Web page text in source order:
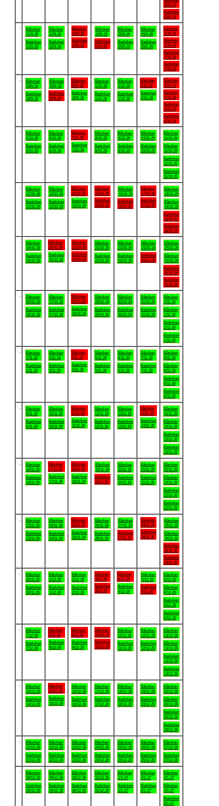
20/9-26
Badviken
20/9-26
Båtviken
21/9-26
Badviken
21/9-26
Båtviken
22/9-26
Badviken
22/9-26
Båtviken
23/9-26
Badviken
23/9-26
Båtviken
24/9-26
Badviken
24/9-26
Båtviken
25/9-26
Badviken
25/9-26
Båtviken
26/9-26
Badviken
26/9-26
Båtviken
27/9-26
Båtviken
27/9-26
Badviken
27/9-26
Badviken
27/9-26
Båtviken
28/9-26
Badviken
28/9-26
Båtviken
29/9-26
Badviken
29/9-26
Båtviken
30/9-26
Badviken
30/9-26
Båtviken
1/10-26
Badviken
1/10-26
Båtviken
2/10-26
Badviken
2/10-26
Båtviken
3/10-26
Badviken
3/10-26
Båtviken
4/10-26
Båtviken
4/10-26
Badviken
4/10-26
Badviken
4/10-26
Båtviken
5/10-26
Badviken
5/10-26
Båtviken
6/10-26
Badviken
6/10-26
Båtviken
7/10-26
Badviken
7/10-26
Båtviken
8/10-26
Badviken
8/10-26
Båtviken
9/10-26
Badviken
9/10-26
Båtviken
10/10-26
Badviken
10/10-26
Båtviken
11/10-26
Båtviken
11/10-26
Badviken
11/10-26
Badviken
11/10-26
Båtviken
12/10-26
Badviken
12/10-26
Båtviken
13/10-26
Badviken
13/10-26
Båtviken
14/10-26
Badviken
14/10-26
Båtviken
15/10-26
Badviken
15/10-26
Båtviken
16/10-26
Badviken
16/10-26
Båtviken
17/10-26
Badviken
17/10-26
Båtviken
18/10-26
Båtviken
18/10-26
Badviken
18/10-26
Badviken
18/10-26
Båtviken
19/10-26
Badviken
19/10-26
Båtviken
20/10-26
Badviken
20/10-26
Båtviken
21/10-26
Badviken
21/10-26
Båtviken
22/10-26
Badviken
22/10-26
Båtviken
23/10-26
Badviken
23/10-26
Båtviken
24/10-26
Badviken
24/10-26
Båtviken
25/10-26
Båtviken
25/10-26
Badviken
25/10-26
Badviken
25/10-26
Båtviken
26/10-26
Badviken
26/10-26
Båtviken
27/10-26
Badviken
27/10-26
Båtviken
28/10-26
Badviken
28/10-26
Båtviken
29/10-26
Badviken
29/10-26
Båtviken
30/10-26
Badviken
30/10-26
Båtviken
31/10-26
Badviken
31/10-26
Båtviken
1/11-26
Båtviken
1/11-26
Badviken
1/11-26
Badviken
1/11-26
Båtviken
2/11-26
Badviken
2/11-26
Båtviken
3/11-26
Badviken
3/11-26
Båtviken
4/11-26
Badviken
4/11-26
Båtviken
5/11-26
Badviken
5/11-26
Båtviken
6/11-26
Badviken
6/11-26
Båtviken
7/11-26
Badviken
7/11-26
Båtviken
8/11-26
Båtviken
8/11-26
Badviken
8/11-26
Badviken
8/11-26
Båtviken
9/11-26
Badviken
9/11-26
Båtviken
10/11-26
Badviken
10/11-26
Båtviken
11/11-26
Badviken
11/11-26
Båtviken
12/11-26
Badviken
12/11-26
Båtviken
13/11-26
Badviken
13/11-26
Båtviken
14/11-26
Badviken
14/11-26
Båtviken
15/11-26
Båtviken
15/11-26
Badviken
15/11-26
Badviken
15/11-26
Båtviken
16/11-26
Badviken
16/11-26
Båtviken
17/11-26
Badviken
17/11-26
Båtviken
18/11-26
Badviken
18/11-26
Båtviken
19/11-26
Badviken
19/11-26
Båtviken
20/11-26
Badviken
20/11-26
Båtviken
21/11-26
Badviken
21/11-26
Båtviken
22/11-26
Båtviken
22/11-26
Badviken
22/11-26
Badviken
22/11-26
Båtviken
23/11-26
Badviken
23/11-26
Båtviken
24/11-26
Badviken
24/11-26
Båtviken
25/11-26
Badviken
25/11-26
Båtviken
26/11-26
Badviken
26/11-26
Båtviken
27/11-26
Badviken
27/11-26
Båtviken
28/11-26
Badviken
28/11-26
Båtviken
29/11-26
Båtviken
29/11-26
Badviken
29/11-26
Badviken
29/11-26
Båtviken
30/11-26
Badviken
30/11-26
Båtviken
1/12-26
Badviken
1/12-26
Båtviken
2/12-26
Badviken
2/12-26
Båtviken
3/12-26
Badviken
3/12-26
Båtviken
4/12-26
Badviken
4/12-26
Båtviken
5/12-26
Badviken
5/12-26
Båtviken
6/12-26
Båtviken
6/12-26
Badviken
6/12-26
Badviken
6/12-26
Båtviken
7/12-26
Badviken
7/12-26
Båtviken
8/12-26
Badviken
8/12-26
Båtviken
9/12-26
Badviken
9/12-26
Båtviken
10/12-26
Badviken
10/12-26
Båtviken
11/12-26
Badviken
11/12-26
Båtviken
12/12-26
Badviken
12/12-26
Båtviken
13/12-26
Båtviken
13/12-26
Badviken
13/12-26
Badviken
13/12-26
Båtviken
14/12-26
Badviken
14/12-26
Båtviken
15/12-26
Badviken
15/12-26
Båtviken
16/12-26
Badviken
16/12-26
Båtviken
17/12-26
Badviken
17/12-26
Båtviken
18/12-26
Badviken
18/12-26
Båtviken
19/12-26
Badviken
19/12-26
Båtviken
20/12-26
Båtviken
20/12-26
Badviken
20/12-26
Badviken
20/12-26
Båtviken
21/12-26
Badviken
21/12-26
Båtviken
22/12-26
Badviken
22/12-26
Båtviken
23/12-26
Badviken
23/12-26
Båtviken
24/12-26
Badviken
24/12-26
Båtviken
25/12-26
Badviken
25/12-26
Båtviken
26/12-26
Badviken
26/12-26
Båtviken
27/12-26
Badviken
27/12-26
Båtviken
28/12-26
Badviken
28/12-26
Båtviken
29/12-26
Badviken
29/12-26
Båtviken
30/12-26
Badviken
30/12-26
Båtviken
31/12-26
Badviken
31/12-26
Båtviken
1/1-27
Badviken
1/1-27
Båtviken
2/1-27
Badviken
2/1-27
Båtviken
3/1-27
Båtviken
3/1-27
Badviken
3/1-27